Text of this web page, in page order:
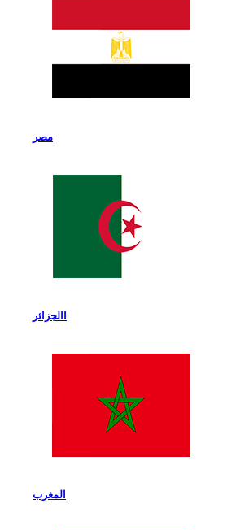
مصر
االجزائر
المغرب